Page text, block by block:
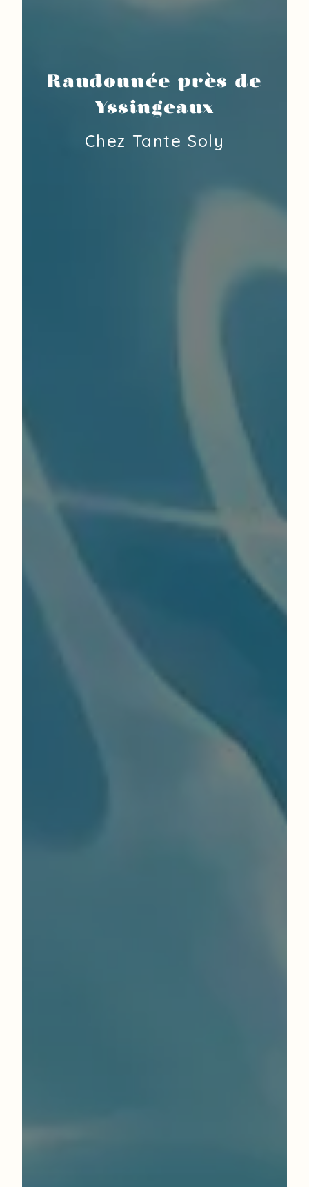
Randonnée près de
Yssingeaux
Chez Tante Soly